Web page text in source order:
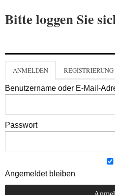
Bitte loggen Sie
ANMELDEN REGISTRIERUNG
Benutzername oder E-Mail-
Passwort
Angemeldet bleiben